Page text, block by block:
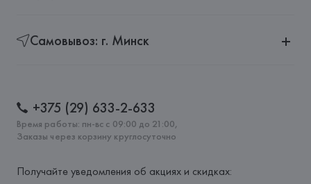
Самовывоз: г. Минск
+375 (29) 633-2-633
Время работы: пн-вс с 09:00 до 21:00,
Заказы через корзину круглосуточно
Получайте уведомления об акциях и скидках: